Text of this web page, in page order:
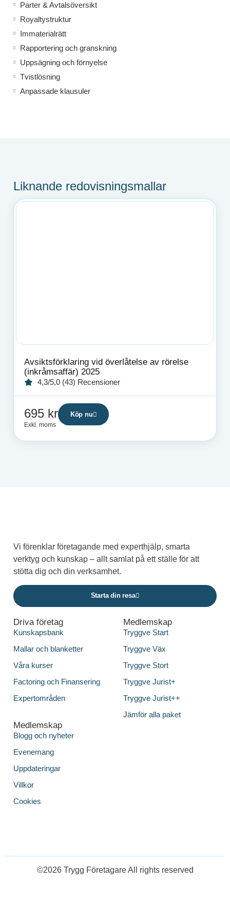
Parter & Avtalsöversikt
Royaltystruktur
Immaterialrätt
Rapportering och granskning
Uppsägning och förnyelse
Tvistlösning
Anpassade klausuler
Liknande redovisningsmallar
Avsiktsförklaring vid överlåtelse av rörelse
(inkråmsaffär) 2025
4,3/5,0 (43) Recensioner
695 kr
Exkl. moms
Köp nu
Vi förenklar företagande med experthjälp, smarta
verktyg och kunskap – allt samlat på ett ställe för att
stötta dig och din verksamhet.
Starta din resa
Driva företag
Kunskapsbank
Mallar och blanketter
Våra kurser
Factoring och Finansering
Expertområden
Medlemskap
Tryggve Start
Tryggve Väx
Tryggve Stort
Tryggve Jurist+
Tryggve Jurist++
Jämför alla paket
Medlemskap
Blogg och nyheter
Evenemang
Uppdateringar
Villkor
Cookies
©2026 Trygg Företagare All rights reserved